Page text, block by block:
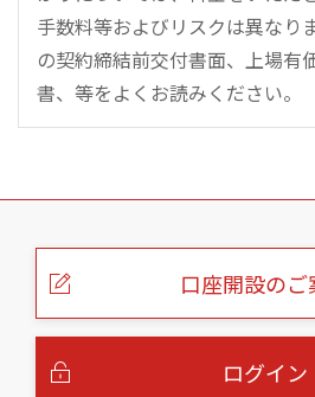
手数料等およびリスクは異なり
の契約締結前交付書面、上場有
書、等をよくお読みください。
こ
口座開設のご
ログイン